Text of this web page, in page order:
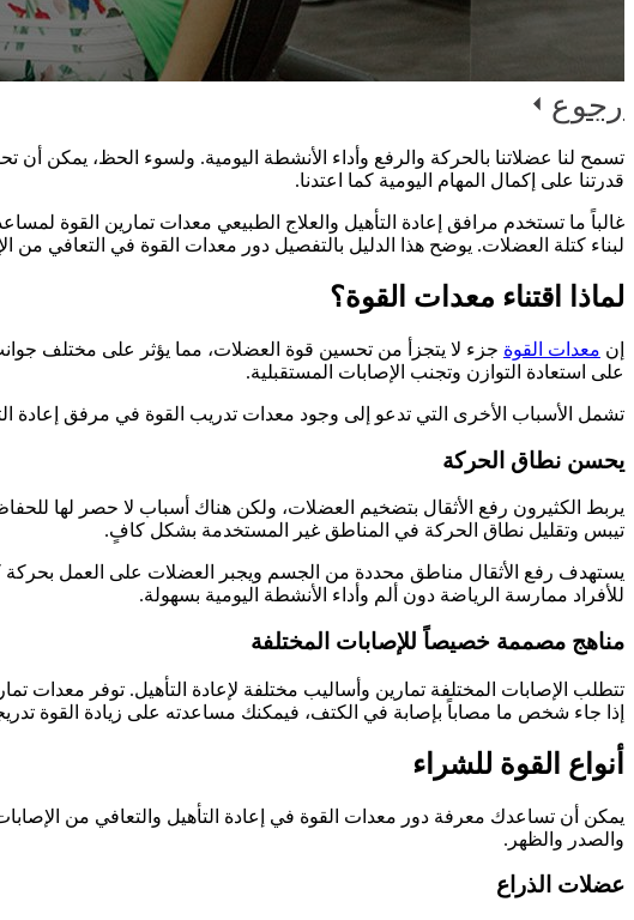
رجوع
تسمح لنا عضلاتنا بالحركة والرفع وأداء الأنشطة اليومية. ولسوء الحظ، يمكن
قدرتنا على إكمال المهام اليومية كما اعتدنا.
غالباً ما تستخدم مرافق إعادة التأهيل والعلاج الطبيعي معدات تمارين القوة
لبناء كتلة العضلات. يوضح هذا الدليل بالتفصيل دور معدات القوة في التعافي من
لماذا اقتناء معدات القوة؟
إن معدات القوة جزء لا يتجزأ من تحسين قوة العضلات، مما يؤثر على مختلف
على استعادة التوازن وتجنب الإصابات المستقبلية.
تشمل الأسباب الأخرى التي تدعو إلى وجود معدات تدريب القوة في مرفق إعادة
يحسن نطاق الحركة
يربط الكثيرون رفع الأثقال بتضخيم العضلات، ولكن هناك أسباب لا حصر لها
تيبس وتقليل نطاق الحركة في المناطق غير المستخدمة بشكل كافٍ.
يستهدف رفع الأثقال مناطق محددة من الجسم ويجبر العضلات على العمل بحركة
للأفراد ممارسة الرياضة دون ألم وأداء الأنشطة اليومية بسهولة.
مناهج مصممة خصيصاً للإصابات المختلفة
تتطلب الإصابات المختلفة تمارين وأساليب مختلفة لإعادة التأهيل. توفر
إذا جاء شخص ما مصاباً بإصابة في الكتف، فيمكنك مساعدته على زيادة القوة
أنواع القوة للشراء
يمكن أن تساعدك معرفة دور معدات القوة في إعادة التأهيل والتعافي من
والصدر والظهر.
عضلات الذراع